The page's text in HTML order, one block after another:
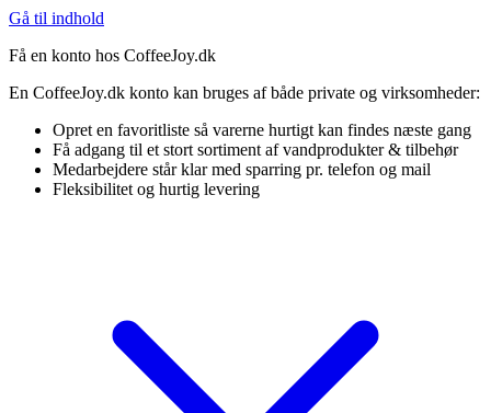
Gå til indhold
Få en konto hos CoffeeJoy.dk
En CoffeeJoy.dk konto kan bruges af både private og virksomheder:
Opret en favoritliste så varerne hurtigt kan findes næste gang
Få adgang til et stort sortiment af vandprodukter & tilbehør
Medarbejdere står klar med sparring pr. telefon og mail
Fleksibilitet og hurtig levering